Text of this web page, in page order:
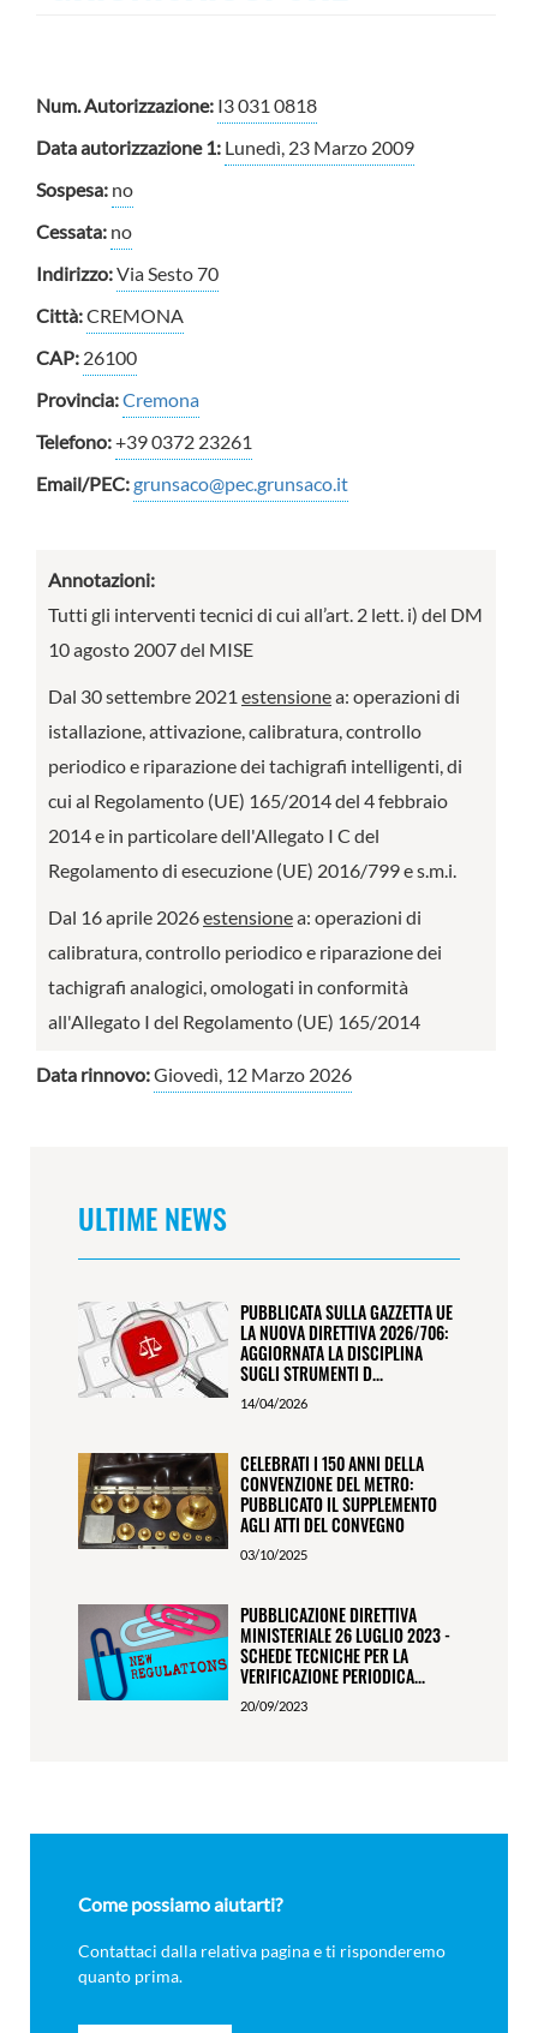
Num. Autorizzazione: I3 031 0818
Data autorizzazione 1: Lunedì, 23 Marzo 2009
Sospesa: no
Cessata: no
Indirizzo:Via Sesto 70
Città:CREMONA
CAP: 26100
Provincia:Cremona
Telefono:+39 0372 23261
Email/PEC:grunsaco@pec.grunsaco.it
Annotazioni:
Tutti gli interventi tecnici di cui all’art. 2 lett. i) del DM
10 agosto 2007 del MISE
Dal 30 settembre 2021 estensionea: operazioni di
istallazione, attivazione, calibratura, controllo
periodico e riparazione dei tachigrafi intelligenti, di
cui al Regolamento (UE) 165/2014 del 4 febbraio
2014 e in particolare dell'Allegato I C del
Regolamento di esecuzione (UE) 2016/799 e s.m.i.
Dal 16 aprile 2026estensionea: operazioni di
calibratura, controllo periodico e riparazione dei
tachigrafi analogici, omologati in conformità
all'Allegato I del Regolamento (UE) 165/2014
Data rinnovo:Giovedì, 12 Marzo 2026
ULTIME NEWS
PUBBLICATA SULLA GAZZETTA UE
LA NUOVA DIRETTIVA 2026/706:
AGGIORNATA LA DISCIPLINA
SUGLI STRUMENTI D...
14/04/2026
CELEBRATI I 150 ANNI DELLA
CONVENZIONE DEL METRO:
PUBBLICATO IL SUPPLEMENTO
AGLI ATTI DEL CONVEGNO
03/10/2025
PUBBLICAZIONE DIRETTIVA
MINISTERIALE 26 LUGLIO 2023 -
SCHEDE TECNICHE PER LA
VERIFICAZIONE PERIODICA...
20/09/2023
Come possiamo aiutarti?
Contattaci dalla relativa pagina e ti risponderemo
quanto prima.